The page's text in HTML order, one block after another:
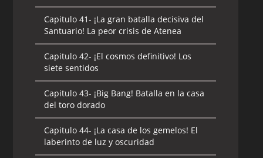
Capitulo 41- ¡La gran batalla decisiva del
Santuario! La peor crisis de Atenea
Capitulo 42- ¡El cosmos definitivo! Los
siete sentidos
Capitulo 43- ¡Big Bang! Batalla en la casa
del toro dorado
Capitulo 44- ¡La casa de los gemelos! El
laberinto de luz y oscuridad